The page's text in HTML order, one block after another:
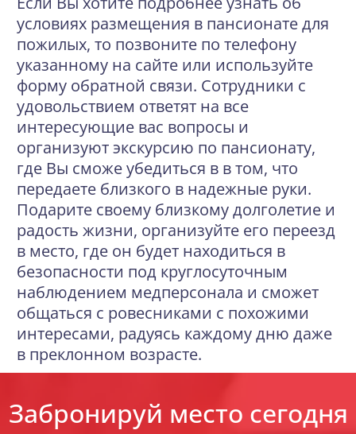
условиях размещения в пансионате для
пожилых, то позвоните по телефону
указанному на сайте или используйте
форму обратной связи. Сотрудники с
удовольствием ответят на все
интересующие вас вопросы и
организуют экскурсию по пансионату,
где Вы сможе убедиться в в том, что
передаете близкого в надежные руки.
Подарите своему близкому долголетие и
радость жизни, организуйте его переезд
в место, где он будет находиться в
безопасности под круглосуточным
наблюдением медперсонала и сможет
общаться с ровесниками с похожими
интересами, радуясь каждому дню даже
в преклонном возрасте.
Забронируй место сегодня